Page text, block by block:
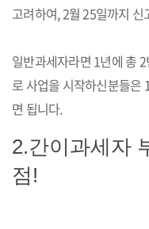
고려하여, 2월 25일까지
일반과세자라면 1년에 총
로 사업을 시작하신분들은
면 됩니다.
2.간이과세자
점!